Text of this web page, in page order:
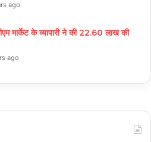
ago
मार्केट के व्यापारी ने की 22.60 लाख की
ago